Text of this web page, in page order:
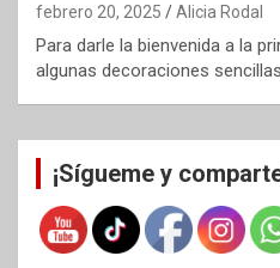
febrero 20, 2025 Alicia Rodal
Para darle la bienvenida a la
algunas decoraciones
¡Sígueme y